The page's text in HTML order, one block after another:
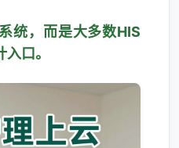
统，而是大多数HIS
口。